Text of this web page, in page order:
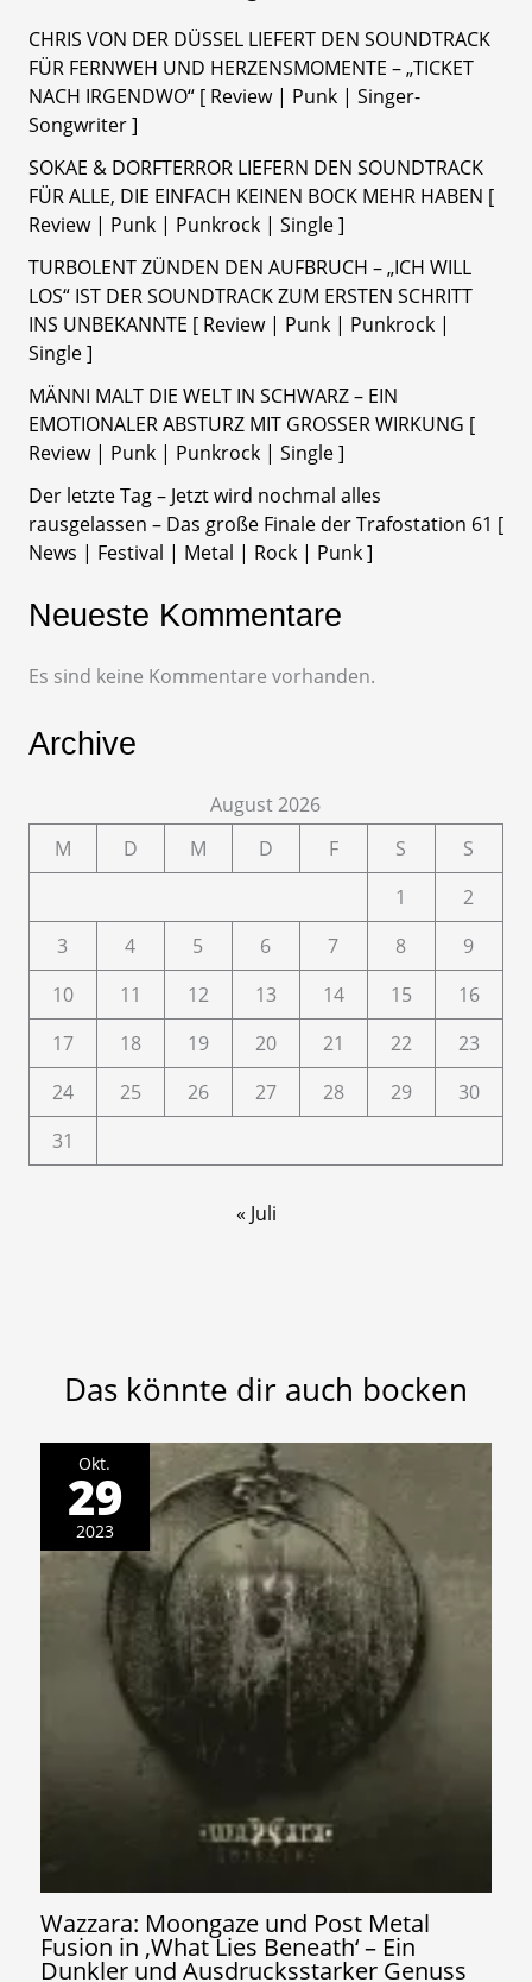
CHRIS VON DER DÜSSEL LIEFERT DEN SOUNDTRACK
FÜR FERNWEH UND HERZENSMOMENTE – „TICKET
NACH IRGENDWO“ [ Review | Punk | Singer-
Songwriter ]
SOKAE & DORFTERROR LIEFERN DEN SOUNDTRACK
FÜR ALLE, DIE EINFACH KEINEN BOCK MEHR HABEN [
Review | Punk | Punkrock | Single ]
TURBOLENT ZÜNDEN DEN AUFBRUCH – „ICH WILL
LOS“ IST DER SOUNDTRACK ZUM ERSTEN SCHRITT
INS UNBEKANNTE [ Review | Punk | Punkrock |
Single ]
MÄNNI MALT DIE WELT IN SCHWARZ – EIN
EMOTIONALER ABSTURZ MIT GROSSER WIRKUNG [
Review | Punk | Punkrock | Single ]
Der letzte Tag – Jetzt wird nochmal alles
rausgelassen – Das große Finale der Trafostation 61 [
News | Festival | Metal | Rock | Punk ]
Neueste Kommentare
Es sind keine Kommentare vorhanden.
Archive
August 2026
M
D M D F S
S
1
2
3
4 5 6 7 8
9
10
11 12 13 14 15
16
17
18 19 20 21 22
23
24
25 26 27 28 29
30
31
« Juli
Das könnte dir auch bocken
Okt.
29
2023
Wazzara: Moongaze und Post Metal
Fusion in ‚What Lies Beneath‘ – Ein
Dunkler und Ausdrucksstarker Genuss